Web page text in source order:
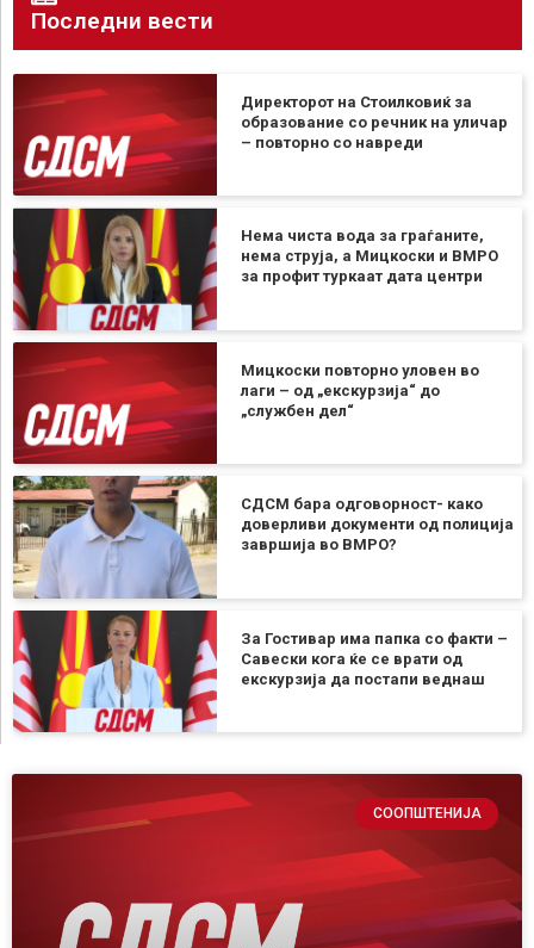
Последни вести
Директорот на Стоилковиќ за
образование со речник на уличар
– повторно со навреди
Нема чиста вода за граѓаните,
нема струја, а Мицкоски и ВМРО
за профит туркаат дата центри
Мицкоски повторно уловен во
лаги – од „екскурзија“ до
„службен дел“
СДСМ бара одговорност- како
доверливи документи од полиција
завршија во ВМРО?
За Гостивар има папка со факти –
Савески кога ќе се врати од
екскурзија да постапи веднаш
СООПШТЕНИЈА